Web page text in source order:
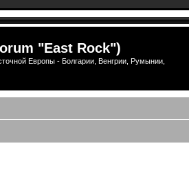
"East Rock")
Европы - Болгарии, Венгрии, Румынии,